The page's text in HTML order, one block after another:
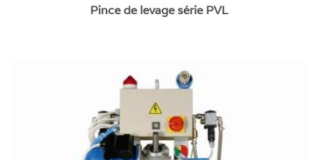
Pince de levage série PVL
Palonniers à ventouses pour vitrages série
électrique